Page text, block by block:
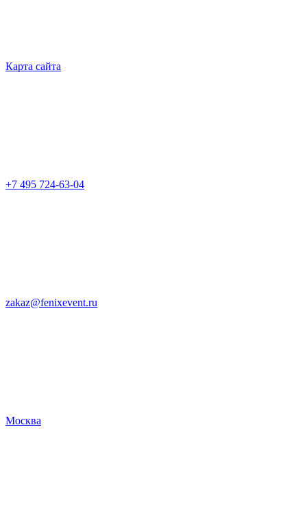
Карта сайта
+7 495 724-63-04
zakaz@fenixevent.ru
Москва